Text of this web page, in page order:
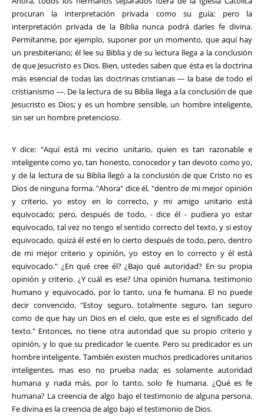
procuran la interpretación privada como su guía; pero la
interpretación privada de la Biblia nunca podrá darles fe divina.
Permítanme, por ejemplo, suponer por un momento, que aquí hay
un presbiteriano; él lee su Biblia y de su lectura llega a la conclusión
de que Jesucristo es Dios. Bien, ustedes saben que ésta es la doctrina
más esencial de todas las doctrinas cristianas --- la base de todo el
cristianismo ---. De la lectura de su Biblia llega a la conclusión de que
Jesucristo es Dios; y es un hombre sensible, un hombre inteligente,
sin ser un hombre pretencioso.
Y dice: "Aquí está mi vecino unitario, quien es tan razonable e
inteligente como yo, tan honesto, conocedor y tan devoto como yo,
y de la lectura de su Biblia llegó a la conclusión de que Cristo no es
Dios de ninguna forma. "Ahora" dice él, "dentro de mi mejor opinión
y criterio, yo estoy en lo correcto, y mi amigo unitario está
equivocado; pero, después de todo, - dice él - pudiera yo estar
equivocado, tal vez no tengo el sentido correcto del texto, y si estoy
equivocado, quizá él esté en lo cierto después de todo, pero, dentro
de mi mejor criterio y opinión, yo estoy en lo correcto y él está
equivocado." ¿En qué cree él? ¿Bajo qué autoridad? En su propia
opinión y criterio. ¿Y cuál es ese? Una opinión humana, testimonio
humano y equivocado, por lo tanto, una fe humana. El no puede
decir convencido, "Estoy seguro, totalmente seguro, tan seguro
como de que hay un Dios en el cielo, que este es el significado del
texto." Entonces, no tiene otra autoridad que su propio criterio y
opinión, y lo que su predicador le cuente. Pero su predicador es un
hombre inteligente. También existen muchos predicadores unitarios
inteligentes, mas eso no prueba nada; es solamente autoridad
humana y nada más, por lo tanto, solo fe humana. ¿Qué es fe
humana? La creencia de algo bajo el testimonio de alguna persona.
Fe divina es la creencia de algo bajo el testimonio de Dios.